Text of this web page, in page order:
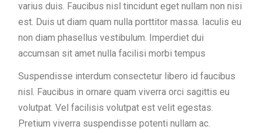
varius duis. Faucibus nisl tincidunt eget nullam non nisi
est. Duis ut diam quam nulla porttitor massa. Iaculis eu
non diam phasellus vestibulum. Imperdiet dui
accumsan sit amet nulla facilisi morbi tempus
Suspendisse interdum consectetur libero id faucibus
nisl. Faucibus in ornare quam viverra orci sagittis eu
volutpat. Vel facilisis volutpat est velit egestas.
Pretium viverra suspendisse potenti nullam ac.